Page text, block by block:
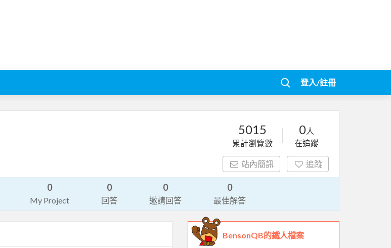
登入/註冊
5015
累計瀏覽數
0人
在追蹤
站內簡訊 追蹤
0
My Project
0
回答
0
邀請回答
0
最佳解答
BensonQB的鐵人檔案